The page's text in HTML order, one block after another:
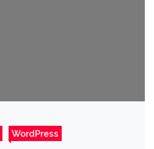
WordPress